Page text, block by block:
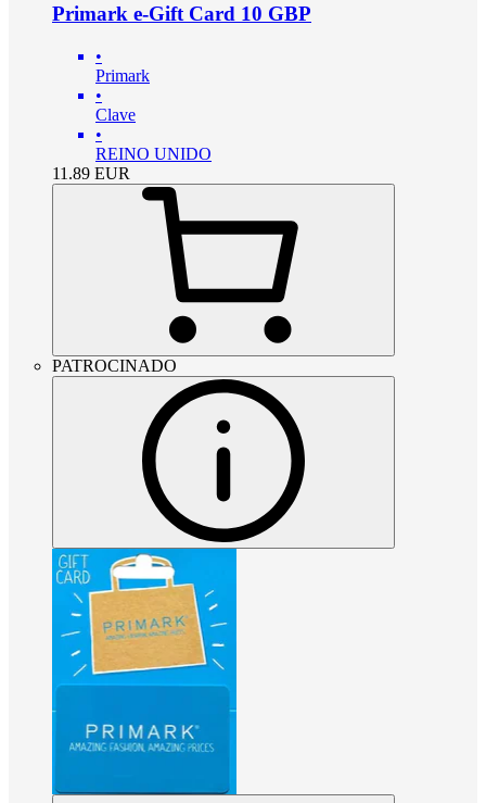
Primark e-Gift Card 10 GBP
•
Primark
•
Clave
•
REINO UNIDO
11.89 EUR
PATROCINADO